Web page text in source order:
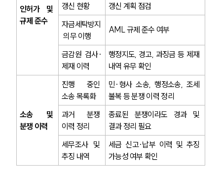
대륜법률상담예약
대륜법률상담예약
인허가 및
규제 준수
갱신 현황
갱신 계획 점검
자금세탁방지
의무 이행
AML 규제 준수 여부
금감원 검사·
제재 이력
행정지도, 경고, 과징금 등 제재
내역 유무 확인
소송 및
분쟁 이력
진행 중인
소송 목록화
민·형사 소송, 행정소송, 조세
불복 등 분쟁 이력 정리
과거 분쟁
이력 정리
종료된 분쟁이라도 경과 및
결과 정리 필요
세무조사 및
추징 내역
세금 신고·납부 이력 및 추징
가능성 여부 확인